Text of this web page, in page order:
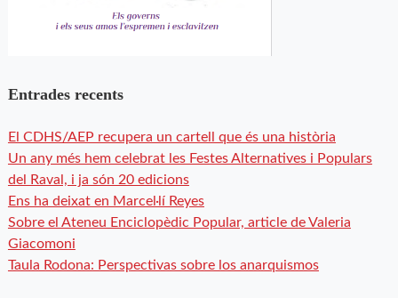
Entrades recents
El CDHS/AEP recupera un cartell que és una història
Un any més hem celebrat les Festes Alternatives i Populars
del Raval, i ja són 20 edicions
Ens ha deixat en Marcel·lí Reyes
Sobre el Ateneu Enciclopèdic Popular, article de Valeria
Giacomoni
Taula Rodona: Perspectivas sobre los anarquismos